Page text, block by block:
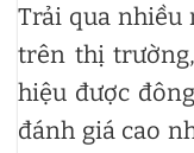
Trải qua nhiều
trên thị
hiệu được
đánh giá cao